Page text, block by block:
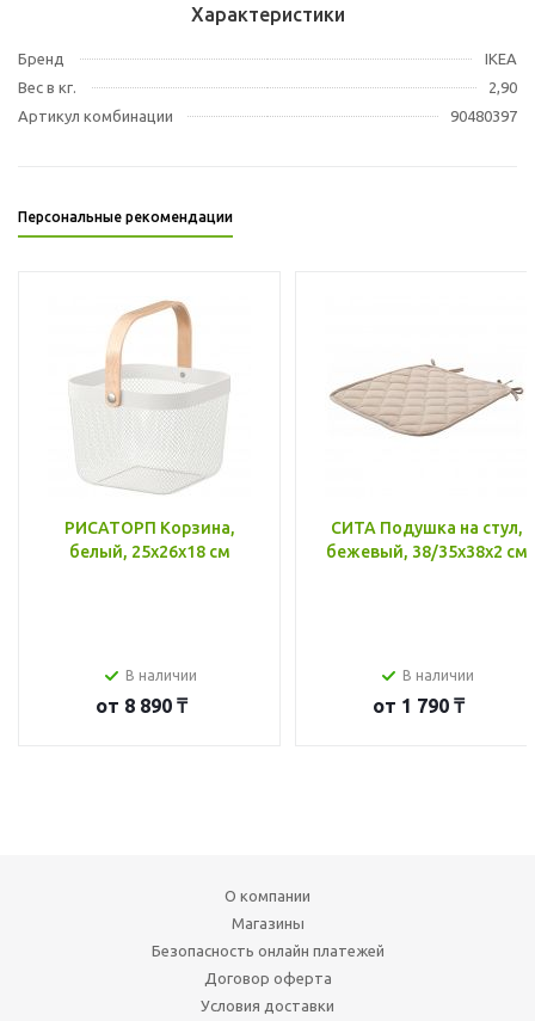
Характеристики
Бренд
IKEA
Вес в кг.
2,90
Артикул комбинации
90480397
Персональные рекомендации
РИСАТОРП Корзина,
белый, 25x26x18 см
В наличии
от 8 890 ₸
СИТА Подушка на стул,
бежевый, 38/35x38x2 см
В наличии
от 1 790 ₸
О компании
Магазины
Безопасность онлайн платежей
Договор оферта
Условия доставки